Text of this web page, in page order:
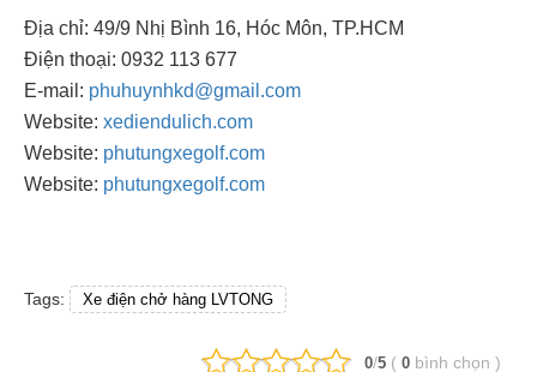
Địa chỉ: 49/9 Nhị Bình 16, Hóc Môn, TP.HCM
Điện thoại: 0932 113 677
E-mail: phuhuynhkd@gmail.com
Website: xediendulich.com
Website: phutungxegolf.com
Website: phutungxegolf.com
Tags: Xe điện chở hàng LVTONG
0/5 ( 0 bình chọn )